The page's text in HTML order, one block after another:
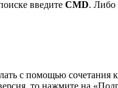
введите CMD. Либо
с помощью сочетания
то нажмите на